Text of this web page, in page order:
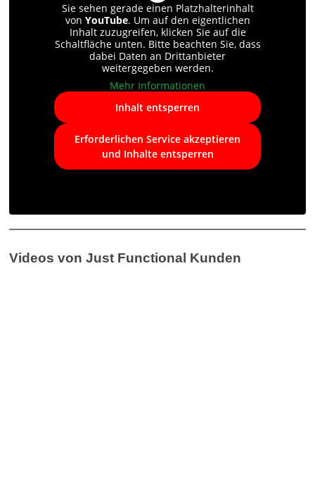
Sie sehen gerade einen Platzhalterinhalt
von YouTube. Um auf den eigentlichen
Inhalt zuzugreifen, klicken Sie auf die
Schaltfläche unten. Bitte beachten Sie, dass
dabei Daten an Drittanbieter
weitergegeben werden.
Mehr Informationen
Inhalt entsperren
Erforderlichen Service akzeptieren
und Inhalte entsperren
Videos von Just Functional Kunden